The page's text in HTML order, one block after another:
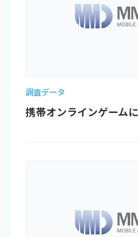
調査データ
携帯オンラインゲーム